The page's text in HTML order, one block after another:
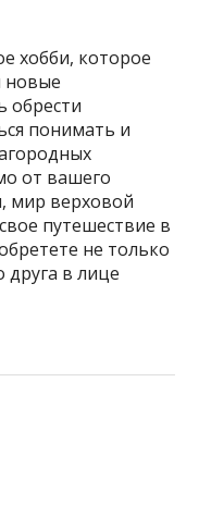
хобби, которое
новые
обрести
понимать и
от вашего
мир верховой
путешествие в
не только
друга в лице